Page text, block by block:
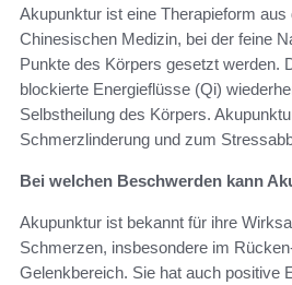
Akupunktur ist eine Therapieform aus
Chinesischen Medizin, bei der feine
Punkte des Körpers gesetzt werden.
blockierte Energieflüsse (Qi)
Selbstheilung des Körpers.
Schmerzlinderung und zum
Bei welchen Beschwerden kann
Akupunktur ist bekannt für ihre
Schmerzen, insbesondere im
Gelenkbereich. Sie hat auch positive